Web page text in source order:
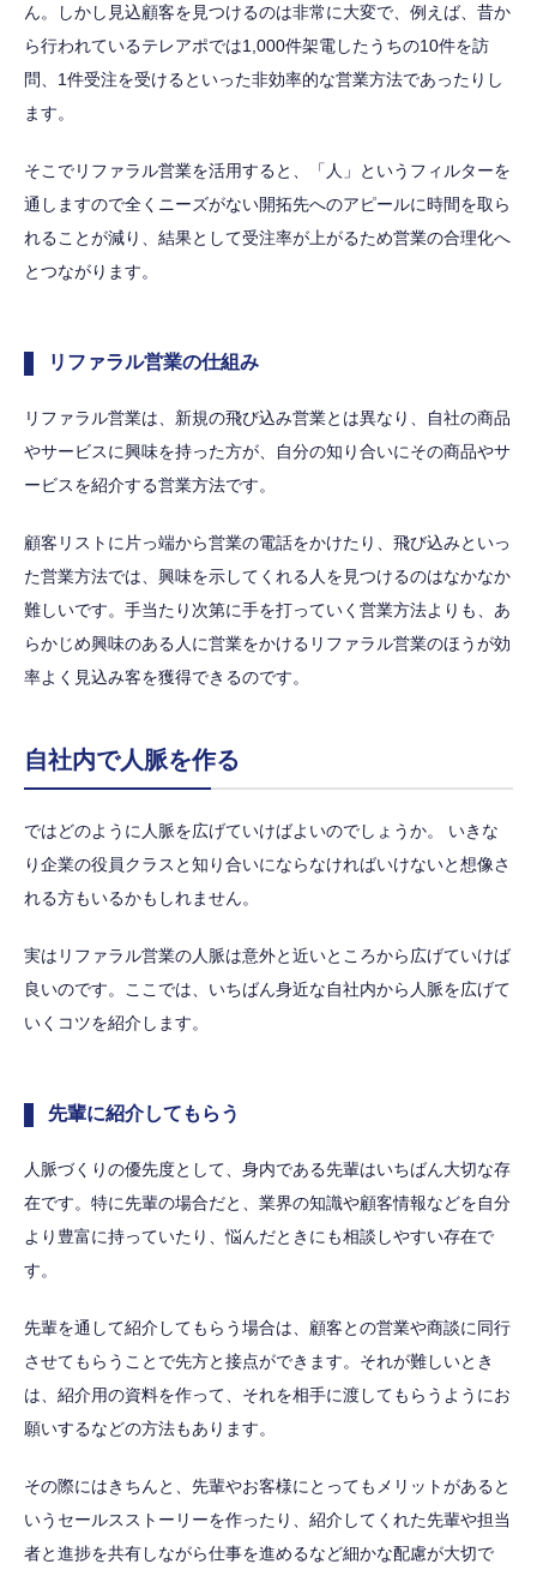
ん。しかし見込顧客を見つけるのは非常に大変で、例えば、昔か
ら行われているテレアポでは1,000件架電したうちの10件を訪
問、1件受注を受けるといった非効率的な営業方法であったりし
ます。
そこでリファラル営業を活用すると、「人」というフィルターを
通しますので全くニーズがない開拓先へのアピールに時間を取ら
れることが減り、結果として受注率が上がるため営業の合理化へ
とつながります。
リファラル営業の仕組み
リファラル営業は、新規の飛び込み営業とは異なり、自社の商品
やサービスに興味を持った方が、自分の知り合いにその商品やサ
ービスを紹介する営業方法です。
顧客リストに片っ端から営業の電話をかけたり、飛び込みといっ
た営業方法では、興味を示してくれる人を見つけるのはなかなか
難しいです。手当たり次第に手を打っていく営業方法よりも、あ
らかじめ興味のある人に営業をかけるリファラル営業のほうが効
率よく見込み客を獲得できるのです。
自社内で人脈を作る
ではどのように人脈を広げていけばよいのでしょうか。 いきな
り企業の役員クラスと知り合いにならなければいけないと想像さ
れる方もいるかもしれません。
実はリファラル営業の人脈は意外と近いところから広げていけば
良いのです。ここでは、いちばん身近な自社内から人脈を広げて
いくコツを紹介します。
先輩に紹介してもらう
人脈づくりの優先度として、身内である先輩はいちばん大切な存
在です。特に先輩の場合だと、業界の知識や顧客情報などを自分
より豊富に持っていたり、悩んだときにも相談しやすい存在で
す。
先輩を通して紹介してもらう場合は、顧客との営業や商談に同行
させてもらうことで先方と接点ができます。それが難しいとき
は、紹介用の資料を作って、それを相手に渡してもらうようにお
願いするなどの方法もあります。
その際にはきちんと、先輩やお客様にとってもメリットがあると
いうセールスストーリーを作ったり、紹介してくれた先輩や担当
者と進捗を共有しながら仕事を進めるなど細かな配慮が大切で